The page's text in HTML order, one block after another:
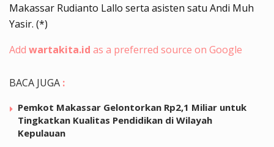
Makassar Rudianto Lallo serta asisten satu Andi Muh
Yasir. (*)
Add wartakita.id as a preferred source on Google
BACA JUGA :
Pemkot Makassar Gelontorkan Rp2,1 Miliar untuk
Tingkatkan Kualitas Pendidikan di Wilayah
Kepulauan